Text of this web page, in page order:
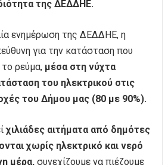
της ΔΕΔΔΗΕ.
ενημέρωση της ΔΕΔΔΗΕ, η
για την κατάσταση που
το ρεύμα, μέσα στη νύχτα
του ηλεκτρικού στις
του Δήμου μας (80 με 90%).
χιλιάδες αιτήματα από δημότες
χωρίς ηλεκτρικό και νερό
μέρα, συνεχίζουμε να πιέζουμε